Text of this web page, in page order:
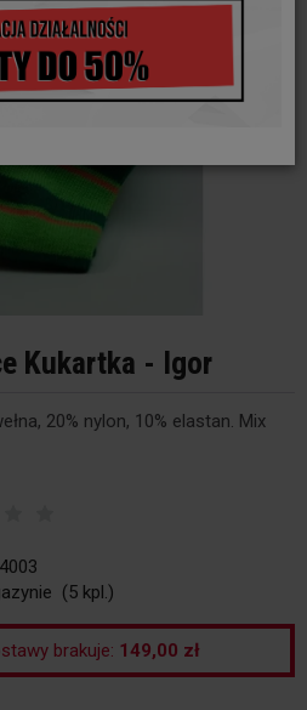
Kukartka - Igor
20% nylon, 10% elastan. Mix
(5 kpl.)
brakuje: 149,00 zł